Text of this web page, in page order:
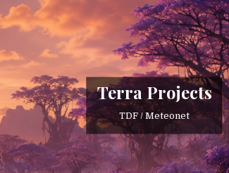
Terra Projects
TDF / Meteonet